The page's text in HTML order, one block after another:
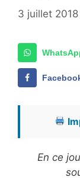
3 juillet 2018
En ce